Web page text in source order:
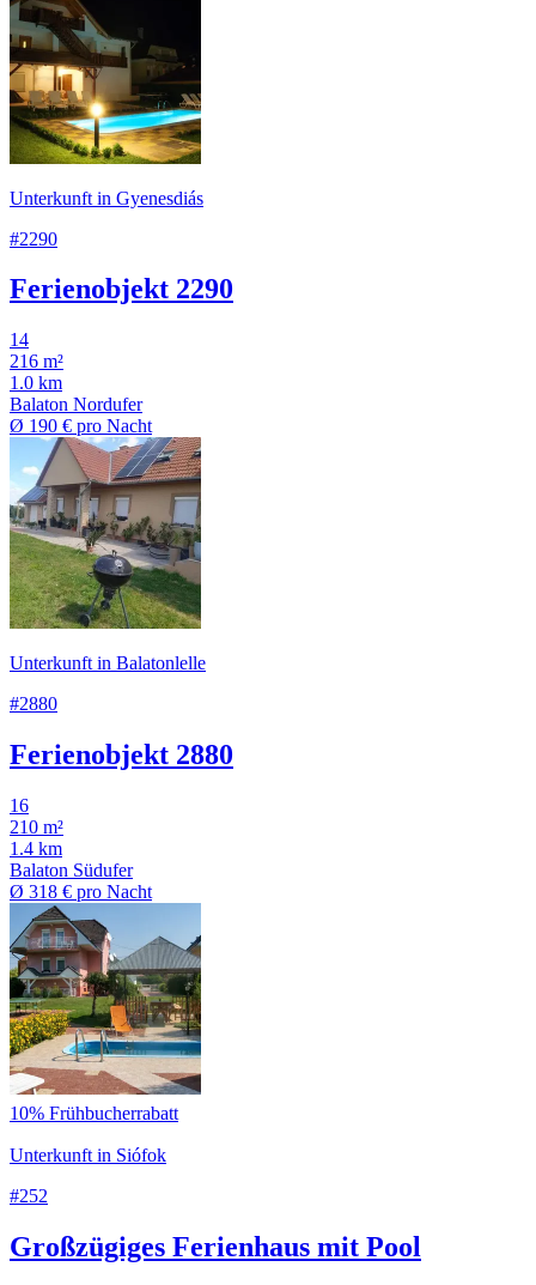
Unterkunft in Gyenesdiás
#2290
Ferienobjekt 2290
14
216 m²
1.0 km
Balaton Nordufer
Ø 190 € pro Nacht
Unterkunft in Balatonlelle
#2880
Ferienobjekt 2880
16
210 m²
1.4 km
Balaton Südufer
Ø 318 € pro Nacht
10% Frühbucherrabatt
Unterkunft in Siófok
#252
Großzügiges Ferienhaus mit Pool